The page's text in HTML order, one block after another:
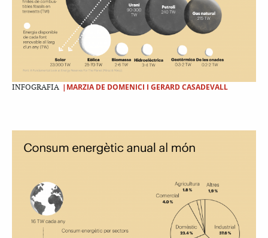
INFOGRAFIA |MARZIA DE DOMENICI I GERARD CASADEVALL